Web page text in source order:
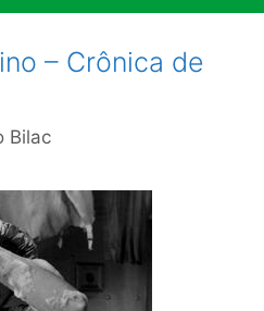
– Crônica de
Bilac